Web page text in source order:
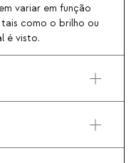
variar em função
como o brilho ou
é visto.